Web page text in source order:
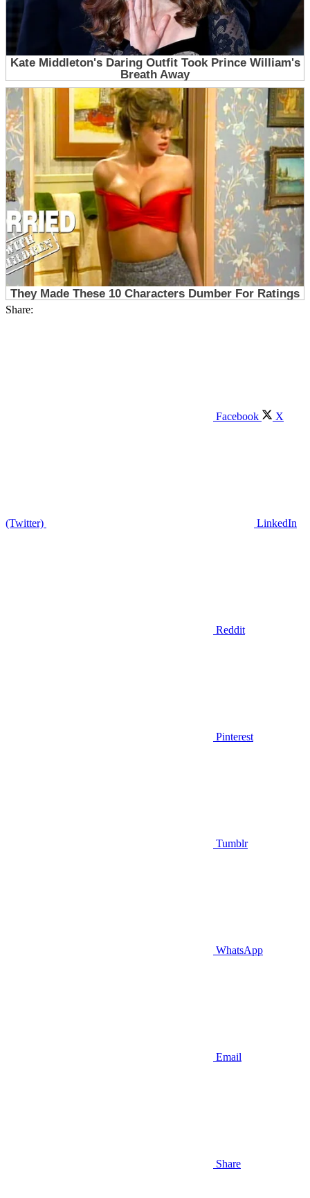
Share:
Facebook X
(Twitter) LinkedIn
Reddit
Pinterest
Tumblr
WhatsApp
Email
Share